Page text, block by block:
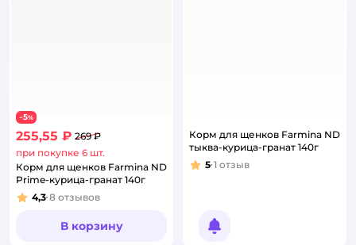
−5%
255,55 ₽ 269 ₽
при покупке 6 шт.
Корм для щенков Farmina ND
Prime-курица-гранат 140г
Рейтинг:
4,3 8 отзывов
В корзину
Корм для щенков Farmina ND
тыква-курица-гранат 140г
Рейтинг:
5 1 отзыв
Уведомить о появлении